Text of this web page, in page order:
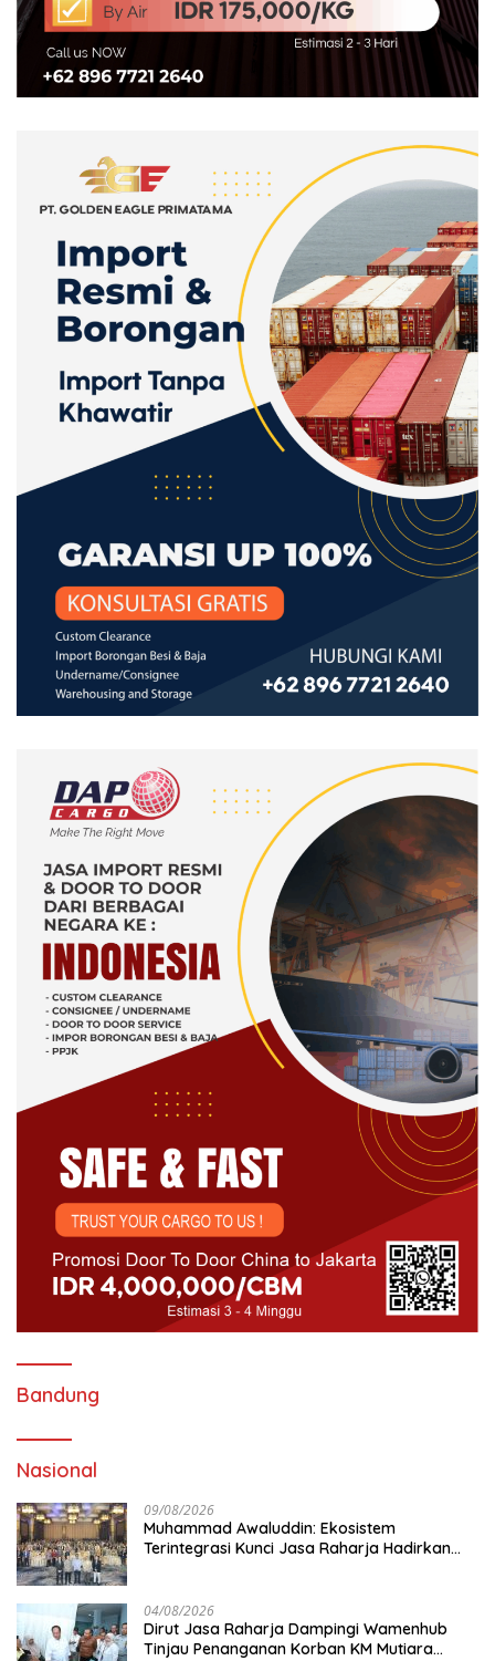
Bandung
Nasional
09/08/2026
Muhammad Awaluddin: Ekosistem
Terintegrasi Kunci Jasa Raharja Hadirkan
04/08/2026
Dirut Jasa Raharja Dampingi Wamenhub
Tinjau Penanganan Korban KM Mutiara